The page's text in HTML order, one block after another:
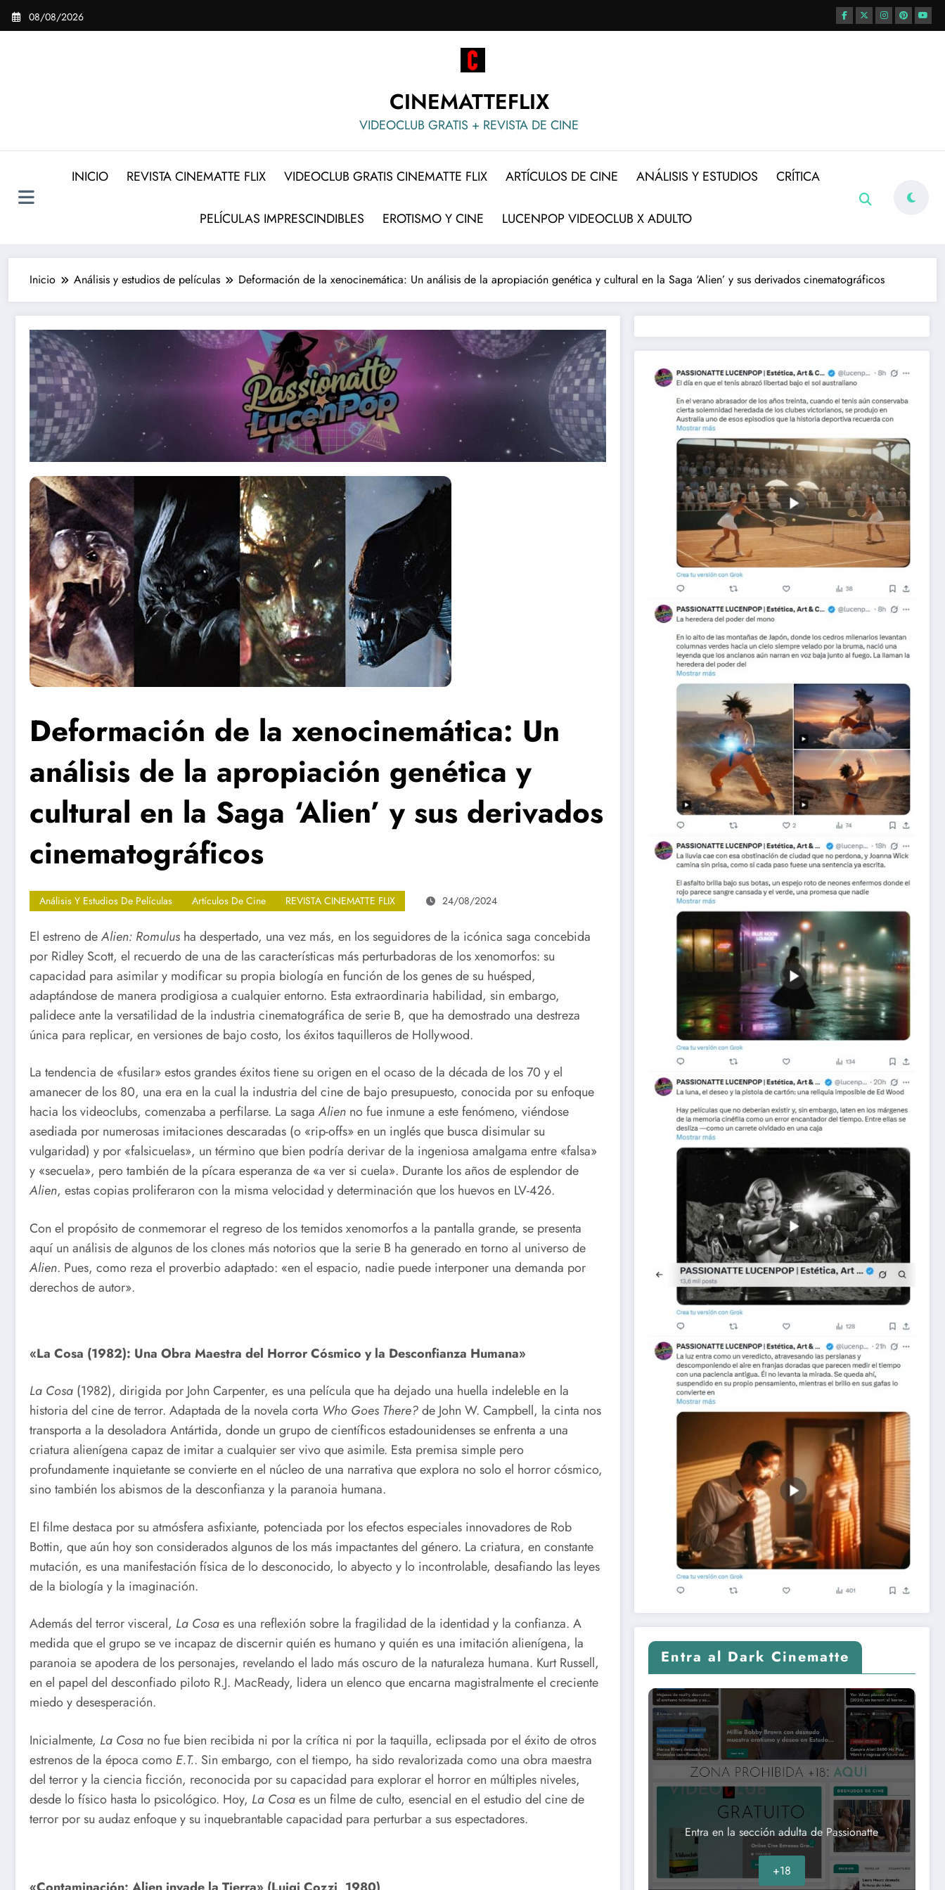
Saltar
08/08/2026
CINEMATTEFLIX
VIDEOCLUB GRATIS + REVISTA DE CINE
INICIO REVISTA CINEMATTE FLIX VIDEOCLUB GRATIS CINEMATTE FLIX ARTÍCULOS DE CINE ANÁLISIS Y ESTUDIOS CRÍTICA
PELÍCULAS IMPRESCINDIBLES EROTISMO Y CINE LUCENPOP VIDEOCLUB X ADULTO
Inicio Análisis y estudios de películas Deformación de la xenocinemática: Un análisis de la apropiación genética y cultural en la Saga ‘Alien’ y sus derivados cinematográficos
Deformación de la xenocinemática: Un
análisis de la apropiación genética y
cultural en la Saga ‘Alien’ y sus derivados
cinematográficos
Análisis Y Estudios De Películas Artículos De Cine REVISTA CINEMATTE FLIX 24/08/2024
El estreno deAlien: Romulus ha despertado, una vez más, en los seguidores de la icónica saga concebida
por Ridley Scott, el recuerdo de una de las características más perturbadoras de los xenomorfos: su
capacidad para asimilar y modificar su propia biología en función de los genes de su huésped,
adaptándose de manera prodigiosa a cualquier entorno. Esta extraordinaria habilidad, sin embargo,
palidece ante la versatilidad de la industria cinematográfica de serie B, que ha demostrado una destreza
única para replicar, en versiones de bajo costo, los éxitos taquilleros de Hollywood.
La tendencia de «fusilar» estos grandes éxitos tiene su origen en el ocaso de la década de los 70 y el
amanecer de los 80, una era en la cual la industria del cine de bajo presupuesto, conocida por su enfoque
hacia los videoclubs, comenzaba a perfilarse. La sagaAlien no fue inmune a este fenómeno, viéndose
asediada por numerosas imitaciones descaradas (o «rip-offs» en un inglés que busca disimular su
vulgaridad) y por «falsicuelas», un término que bien podría derivar de la ingeniosa amalgama entre «falsa»
y «secuela», pero también de la pícara esperanza de «a ver si cuela». Durante los años de esplendor de
Alien, estas copias proliferaron con la misma velocidad y determinación que los huevos en LV-426.
Con el propósito de conmemorar el regreso de los temidos xenomorfos a la pantalla grande, se presenta
aquí un análisis de algunos de los clones más notorios que la serie B ha generado en torno al universo de
Alien. Pues, como reza el proverbio adaptado: «en el espacio, nadie puede interponer una demanda por
derechos de autor».
«La Cosa (1982): Una Obra Maestra del Horror Cósmico y la Desconfianza Humana»
La Cosa (1982), dirigida por John Carpenter, es una película que ha dejado una huella indeleble en la
historia del cine de terror. Adaptada de la novela corta Who Goes There?de John W. Campbell, la cinta nos
transporta a la desoladora Antártida, donde un grupo de científicos estadounidenses se enfrenta a una
criatura alienígena capaz de imitar a cualquier ser vivo que asimile. Esta premisa simple pero
profundamente inquietante se convierte en el núcleo de una narrativa que explora no solo el horror cósmico,
sino también los abismos de la desconfianza y la paranoia humana.
El filme destaca por su atmósfera asfixiante, potenciada por los efectos especiales innovadores de Rob
Bottin, que aún hoy son considerados algunos de los más impactantes del género. La criatura, en constante
mutación, es una manifestación física de lo desconocido, lo abyecto y lo incontrolable, desafiando las leyes
de la biología y la imaginación.
Además del terror visceral, La Cosaes una reflexión sobre la fragilidad de la identidad y la confianza. A
medida que el grupo se ve incapaz de discernir quién es humano y quién es una imitación alienígena, la
paranoia se apodera de los personajes, revelando el lado más oscuro de la naturaleza humana. Kurt Russell,
en el papel del desconfiado piloto R.J. MacReady, lidera un elenco que encarna magistralmente el creciente
miedo y desesperación.
Inicialmente, La Cosa no fue bien recibida ni por la crítica ni por la taquilla, eclipsada por el éxito de otros
estrenos de la época como E.T.. Sin embargo, con el tiempo, ha sido revalorizada como una obra maestra
del terror y la ciencia ficción, reconocida por su capacidad para explorar el horror en múltiples niveles,
desde lo físico hasta lo psicológico. Hoy, La Cosaes un filme de culto, esencial en el estudio del cine de
terror por su audaz enfoque y su inquebrantable capacidad para perturbar a sus espectadores.
Entra al Dark Cinematte
Entra en la sección adulta de Passionatte
+18